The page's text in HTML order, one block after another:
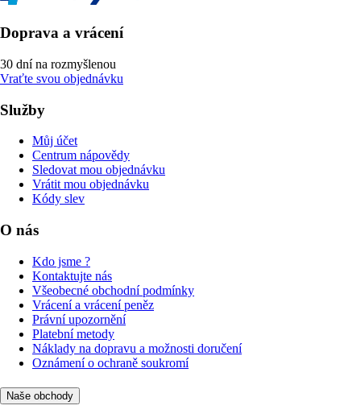
Doprava a vrácení
30 dní na rozmyšlenou
Vraťte svou objednávku
Služby
Můj účet
Centrum nápovědy
Sledovat mou objednávku
Vrátit mou objednávku
Kódy slev
O nás
Kdo jsme ?
Kontaktujte nás
Všeobecné obchodní podmínky
Vrácení a vrácení peněz
Právní upozornění
Platební metody
Náklady na dopravu a možnosti doručení
Oznámení o ochraně soukromí
Naše obchody